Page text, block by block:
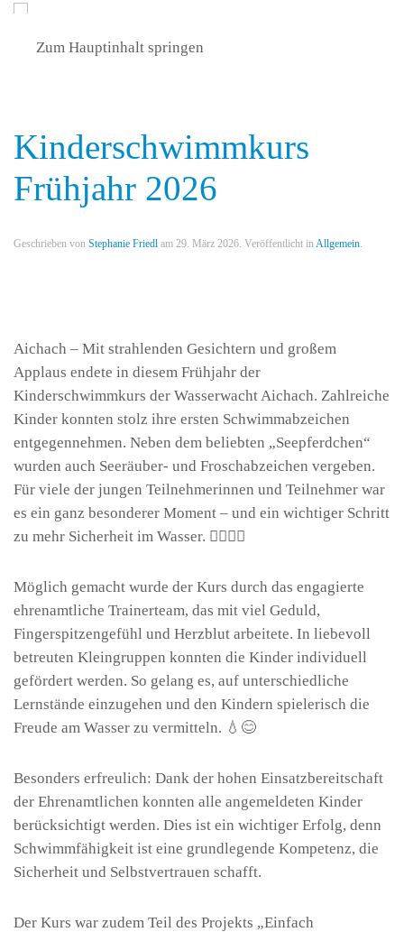
Zum Hauptinhalt springen
Kinderschwimmkurs
Frühjahr 2026
Geschrieben von Stephanie Friedl am 29. März 2026. Veröffentlicht inAllgemein.
Aichach – Mit strahlenden Gesichtern und großem
Applaus endete in diesem Frühjahr der
Kinderschwimmkurs der Wasserwacht Aichach. Zahlreiche
Kinder konnten stolz ihre ersten Schwimmabzeichen
entgegennehmen. Neben dem beliebten „Seepferdchen“
wurden auch Seeräuber- und Froschabzeichen vergeben.
Für viele der jungen Teilnehmerinnen und Teilnehmer war
es ein ganz besonderer Moment – und ein wichtiger Schritt
zu mehr Sicherheit im Wasser. 🏊‍♀️🏊‍♂️
Möglich gemacht wurde der Kurs durch das engagierte
ehrenamtliche Trainerteam, das mit viel Geduld,
Fingerspitzengefühl und Herzblut arbeitete. In liebevoll
betreuten Kleingruppen konnten die Kinder individuell
gefördert werden. So gelang es, auf unterschiedliche
Lernstände einzugehen und den Kindern spielerisch die
Freude am Wasser zu vermitteln. 💧😊
Besonders erfreulich: Dank der hohen Einsatzbereitschaft
der Ehrenamtlichen konnten alle angemeldeten Kinder
berücksichtigt werden. Dies ist ein wichtiger Erfolg, denn
Schwimmfähigkeit ist eine grundlegende Kompetenz, die
Sicherheit und Selbstvertrauen schafft.
Der Kurs war zudem Teil des Projekts „Einfach